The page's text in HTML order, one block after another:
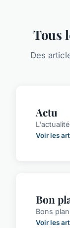
Tous
Des
Actu
Voir les
Bon
Bons
Voir les